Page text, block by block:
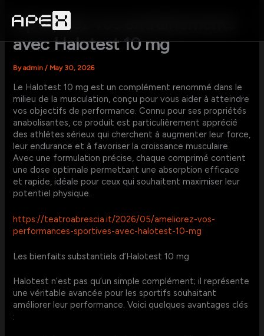
contentOptimisez vos entraînements
avec Halotest 10 mg
Byadmin/ May 30, 2026
Le Halotest 10 mg est un complément renommé dans le
milieu de la musculation, conçu pour vous aider à atteindre
vos objectifs de performance. Connu pour ses propriétés
anabolisantes, ce produit est particulièrement apprécié
des athlètes sérieux qui cherchent à augmenter leur force,
leur endurance et à favoriser la croissance musculaire.
Avec une formulation précise, chaque comprimé contient
une dose optimale permettant une absorption efficace
et rapide, idéale pour ceux qui souhaitent maximiser leur
potentiel physique.
https://teatroabrescia.it/2026/05/ameliorez-vos-
performances-sportives-avec-halotest-10-mg
Les bienfaits substantiels d’Halotest 10 mg
Halotest n’est pas qu’un simple complément; il représente
une véritable avancée pour les sportifs souhaitant
améliorer leur performance. Voici quelques avantages clés
: